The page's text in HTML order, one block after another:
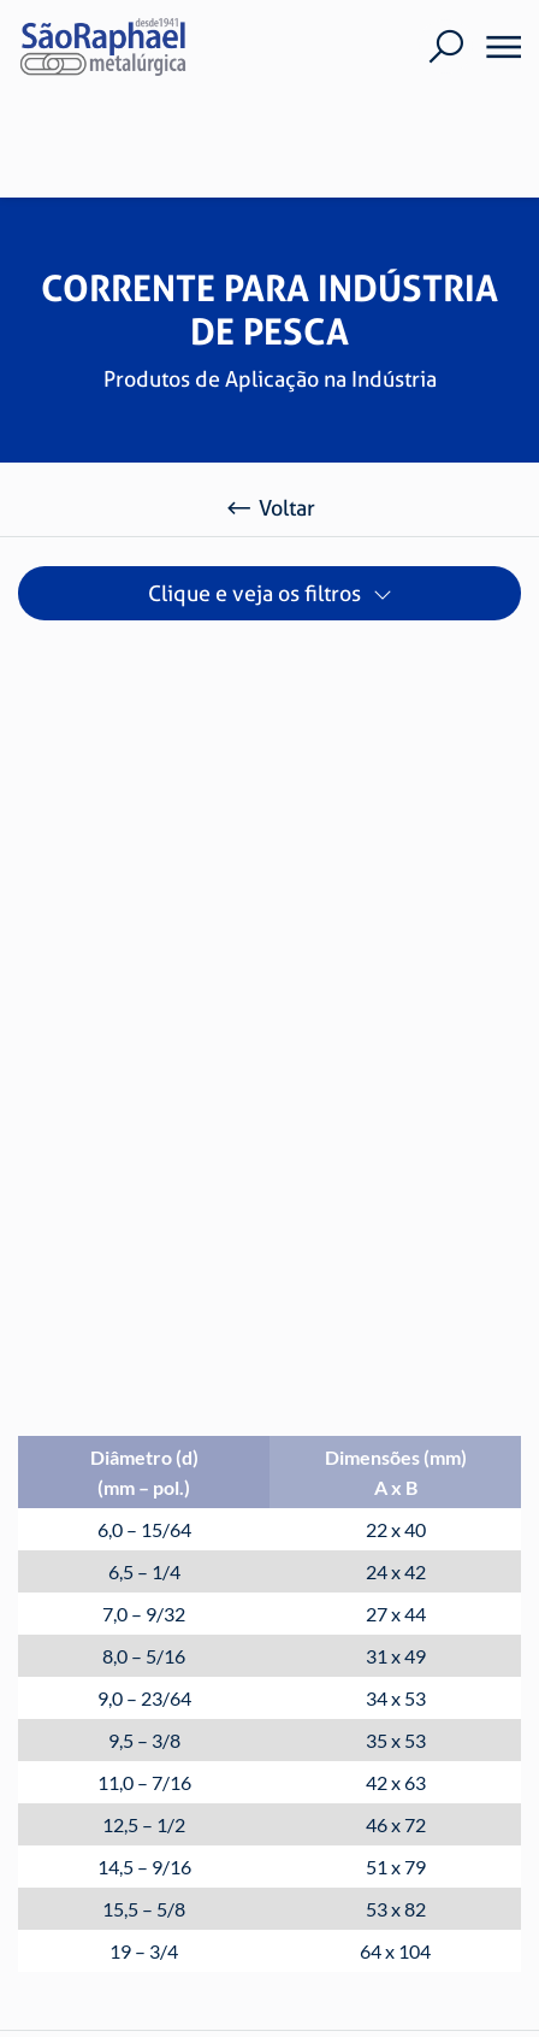
CORRENTE PARA INDÚSTRIA
DE PESCA
Produtos de Aplicação na Indústria
Voltar
Clique e veja os filtros
Diâmetro (d)
(mm – pol.)
Dimensões (mm)
A x B
6,0 – 15/64
22 x 40
6,5 – 1/4
24 x 42
7,0 – 9/32
27 x 44
8,0 – 5/16
31 x 49
9,0 – 23/64
34 x 53
9,5 – 3/8
35 x 53
11,0 – 7/16
42 x 63
12,5 – 1/2
46 x 72
14,5 – 9/16
51 x 79
15,5 – 5/8
53 x 82
19 – 3/4
64 x 104